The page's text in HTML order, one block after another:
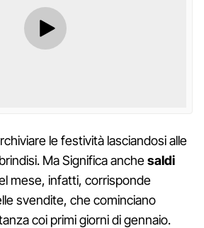
le festività lasciandosi alle
Ma Significa anchesaldi
mese, infatti, corrisponde
svendite, che cominciano
coi primi giorni di gennaio.